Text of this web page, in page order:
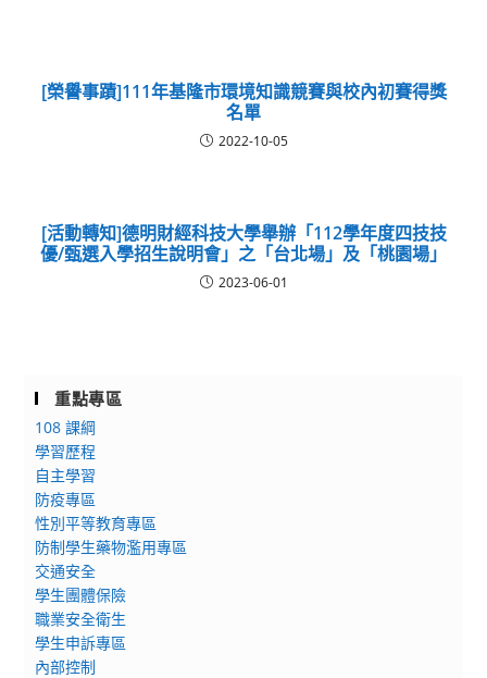
[榮譽事蹟]111年基隆市環境知識競賽與校內初賽得獎
名單
2022-10-05
[活動轉知]德明財經科技大學舉辦「112學年度四技技
優/甄選入學招生說明會」之「台北場」及「桃園場」
2023-06-01
重點專區
108 課綱
學習歷程
自主學習
防疫專區
性別平等教育專區
防制學生藥物濫用專區
交通安全
學生團體保險
職業安全衛生
學生申訴專區
內部控制